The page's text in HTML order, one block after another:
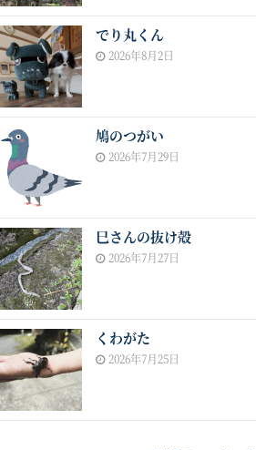
でり丸くん
2026年8月2日
鳩のつがい
2026年7月29日
巳さんの抜け殻
2026年7月27日
くわがた
2026年7月25日